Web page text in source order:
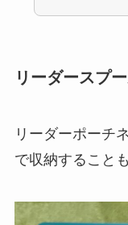
リーダースプ
リーダーポーチ
で収納すること